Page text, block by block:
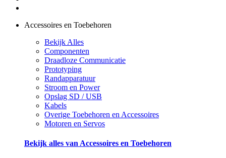
Accessoires en Toebehoren
Bekijk Alles
Componenten
Draadloze Communicatie
Prototyping
Randapparatuur
Stroom en Power
Opslag SD / USB
Kabels
Overige Toebehoren en Accessoires
Motoren en Servos
Bekijk alles van Accessoires en Toebehoren